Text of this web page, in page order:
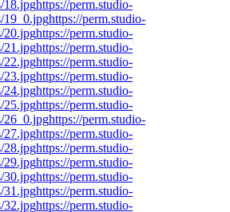
18.jpghttps://perm.studio-
19_0.jpghttps://perm.studio-
20.jpghttps://perm.studio-
21.jpghttps://perm.studio-
22.jpghttps://perm.studio-
23.jpghttps://perm.studio-
24.jpghttps://perm.studio-
25.jpghttps://perm.studio-
26_0.jpghttps://perm.studio-
27.jpghttps://perm.studio-
28.jpghttps://perm.studio-
29.jpghttps://perm.studio-
30.jpghttps://perm.studio-
31.jpghttps://perm.studio-
32.jpghttps://perm.studio-